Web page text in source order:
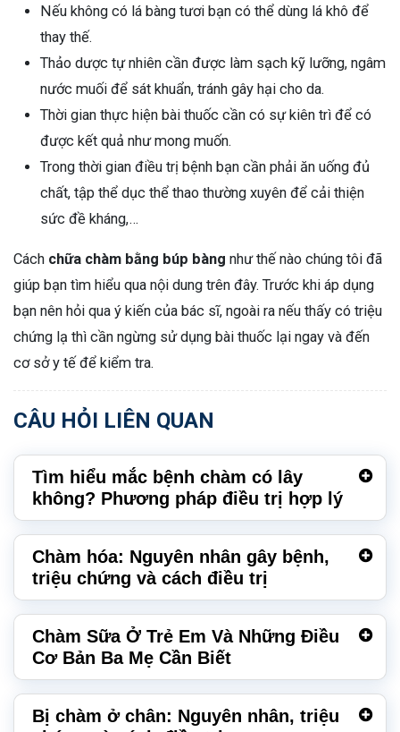
Nếu không có lá bàng tươi bạn có thể dùng lá khô để
thay thế.
Thảo dược tự nhiên cần được làm sạch kỹ lưỡng, ngâm
nước muối để sát khuẩn, tránh gây hại cho da.
Thời gian thực hiện bài thuốc cần có sự kiên trì để có
được kết quả như mong muốn.
Trong thời gian điều trị bệnh bạn cần phải ăn uống đủ
chất, tập thể dục thể thao thường xuyên để cải thiện
sức đề kháng,…
Cách chữa chàm bằng búp bàng như thế nào chúng tôi đã
giúp bạn tìm hiểu qua nội dung trên đây. Trước khi áp dụng
bạn nên hỏi qua ý kiến của bác sĩ, ngoài ra nếu thấy có triệu
chứng lạ thì cần ngừng sử dụng bài thuốc lại ngay và đến
cơ sở y tế để kiểm tra.
CÂU HỎI LIÊN QUAN
Tìm hiểu mắc bệnh chàm có lây
không? Phương pháp điều trị hợp lý
Chàm hóa: Nguyên nhân gây bệnh,
triệu chứng và cách điều trị
Chàm Sữa Ở Trẻ Em Và Những Điều
Cơ Bản Ba Mẹ Cần Biết
Bị chàm ở chân: Nguyên nhân, triệu